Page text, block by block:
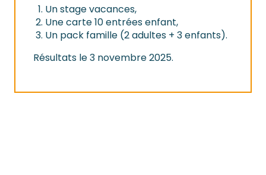
Un stage vacances,
Une carte 10 entrées enfant,
Un pack famille (2 adultes + 3 enfants).
Résultats le 3 novembre 2025.